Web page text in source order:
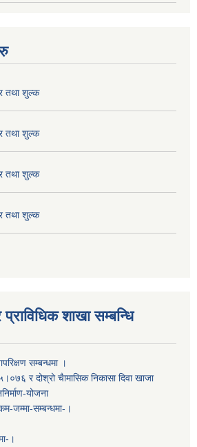
तथा शुल्क
तथा शुल्क
तथा शुल्क
तथा शुल्क
प्राविधिक शाखा सम्बन्धि
सम्बन्धमा ।
र दोश्रो चैामासिक निकासा दिवा खाजा
योजना
जम्मा-सम्बन्धमा-।
।